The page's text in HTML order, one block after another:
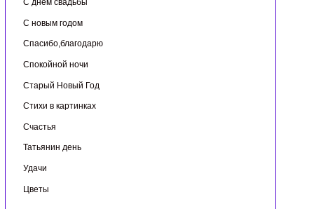
С днем свадьбы
С новым годом
Спасибо,благодарю
Спокойной ночи
Старый Новый Год
Стихи в картинках
Счастья
Татьянин день
Удачи
Цветы